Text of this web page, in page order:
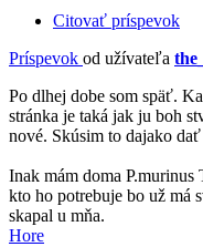
Citovať príspevok
Príspevok od užívateľa
Po dlhej dobe som späť.
stránka je taká jak ju boh
nové. Skúsim to dajako
Inak mám doma
kto ho potrebuje bo už má
skapal u mňa.
Hore